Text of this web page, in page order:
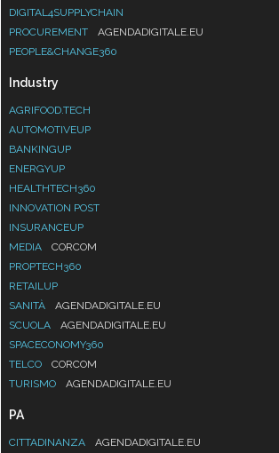
DIGITAL4SUPPLYCHAIN
PROCUREMENT
AGENDADIGITALE.EU
PEOPLE&CHANGE360
Industry
AGRIFOOD.TECH
AUTOMOTIVEUP
BANKINGUP
ENERGYUP
HEALTHTECH360
INNOVATION POST
INSURANCEUP
MEDIA
CORCOM
PROPTECH360
RETAILUP
SANITÀ
AGENDADIGITALE.EU
SCUOLA
AGENDADIGITALE.EU
SPACECONOMY360
TELCO
CORCOM
TURISMO
AGENDADIGITALE.EU
PA
CITTADINANZA
AGENDADIGITALE.EU